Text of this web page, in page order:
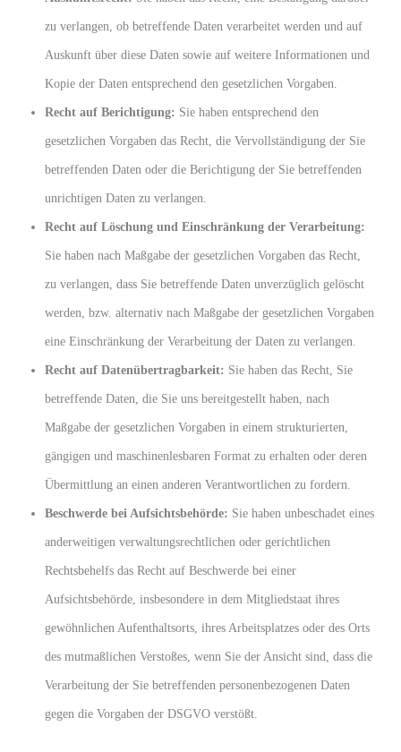
zu verlangen, ob betreffende Daten verarbeitet werden und auf
Auskunft über diese Daten sowie auf weitere Informationen und
Kopie der Daten entsprechend den gesetzlichen Vorgaben.
Recht auf Berichtigung: Sie haben entsprechend den
gesetzlichen Vorgaben das Recht, die Vervollständigung der Sie
betreffenden Daten oder die Berichtigung der Sie betreffenden
unrichtigen Daten zu verlangen.
Recht auf Löschung und Einschränkung der Verarbeitung:
Sie haben nach Maßgabe der gesetzlichen Vorgaben das Recht,
zu verlangen, dass Sie betreffende Daten unverzüglich gelöscht
werden, bzw. alternativ nach Maßgabe der gesetzlichen Vorgaben
eine Einschränkung der Verarbeitung der Daten zu verlangen.
Recht auf Datenübertragbarkeit: Sie haben das Recht, Sie
betreffende Daten, die Sie uns bereitgestellt haben, nach
Maßgabe der gesetzlichen Vorgaben in einem strukturierten,
gängigen und maschinenlesbaren Format zu erhalten oder deren
Übermittlung an einen anderen Verantwortlichen zu fordern.
Beschwerde bei Aufsichtsbehörde: Sie haben unbeschadet eines
anderweitigen verwaltungsrechtlichen oder gerichtlichen
Rechtsbehelfs das Recht auf Beschwerde bei einer
Aufsichtsbehörde, insbesondere in dem Mitgliedstaat ihres
gewöhnlichen Aufenthaltsorts, ihres Arbeitsplatzes oder des Orts
des mutmaßlichen Verstoßes, wenn Sie der Ansicht sind, dass die
Verarbeitung der Sie betreffenden personenbezogenen Daten
gegen die Vorgaben der DSGVO verstößt.